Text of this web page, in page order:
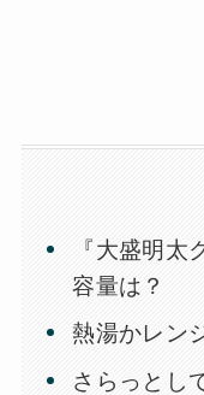
『大盛明太
容量は？
熱湯かレン
さらっとし